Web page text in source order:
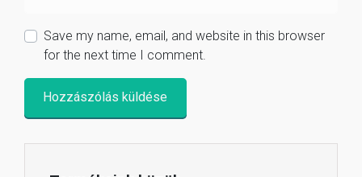
Save my name, email, and website in this browser
for the next time I comment.